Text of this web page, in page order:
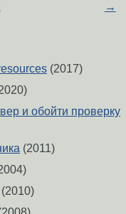
→
(2017)
и обойти проверку
(2011)
(2010)